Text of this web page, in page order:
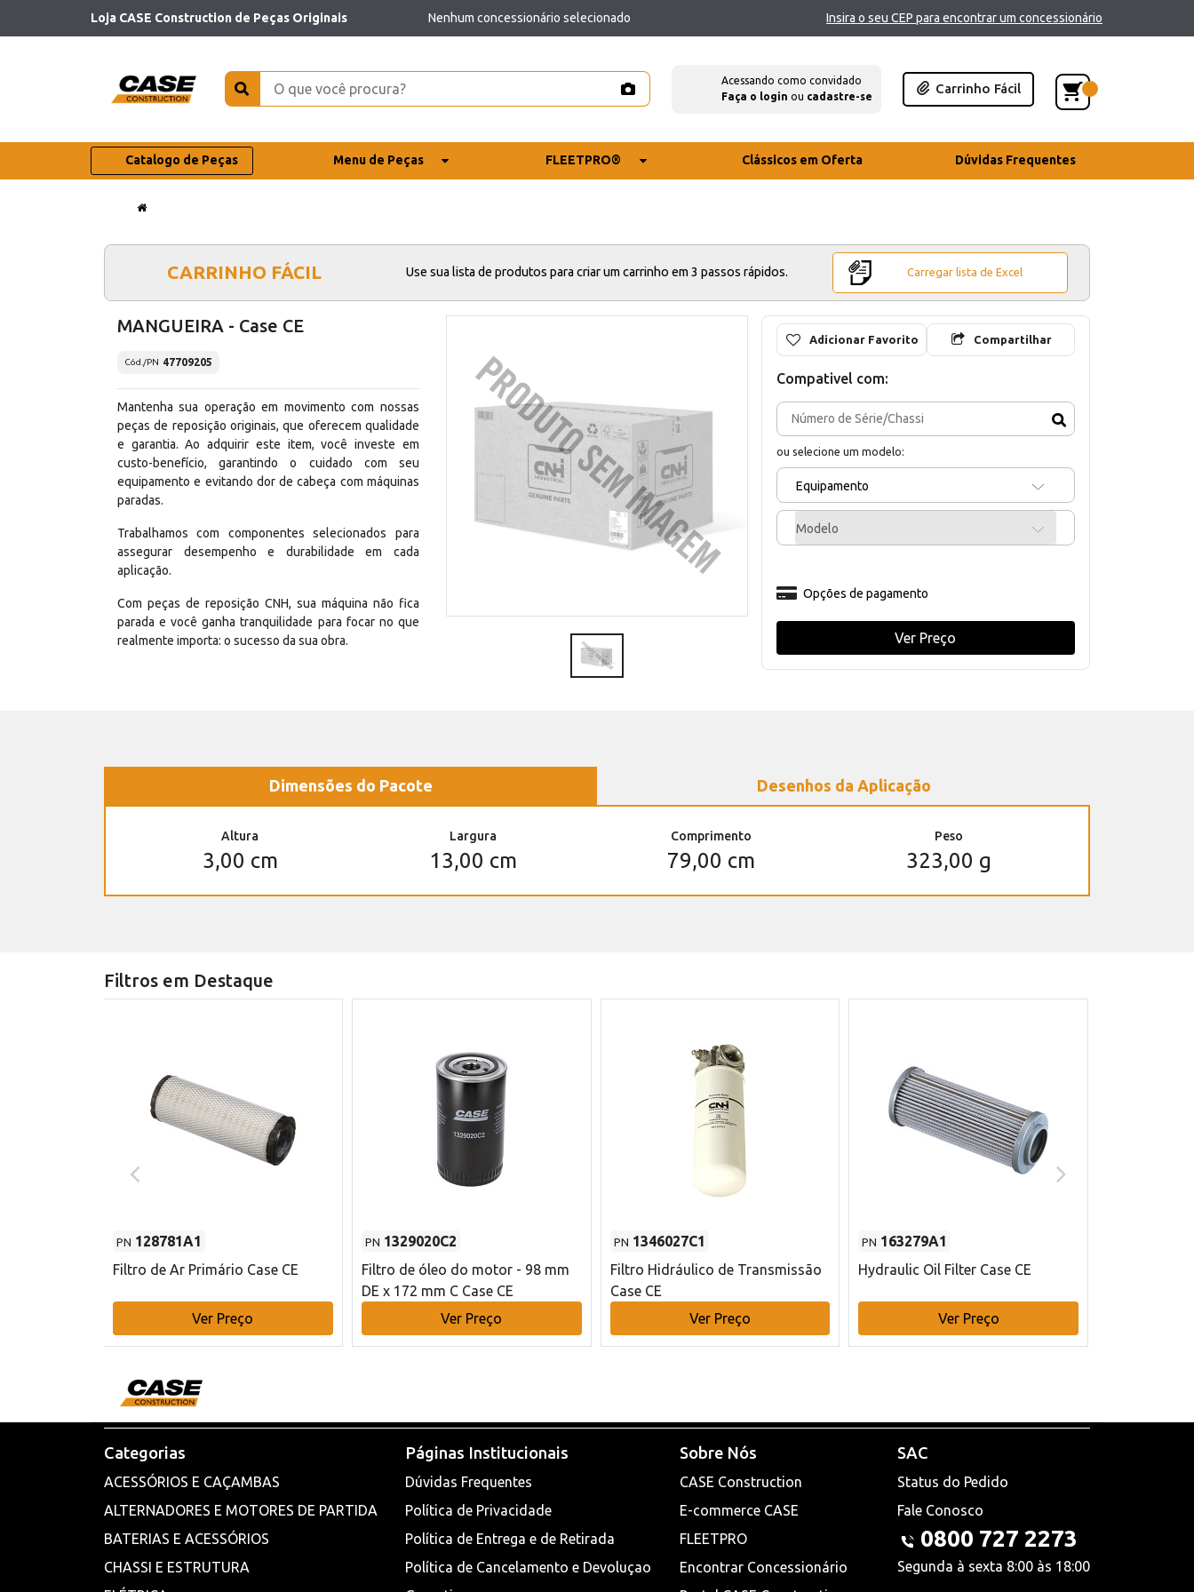
Loja CASE Construction de Peças Originais Nenhum concessionário selecionado Insira o seu CEP para encontrar um concessionário
Acessando como convidado
Faça o login ou cadastre-se
Carrinho Fácil
Catalogo de Peças Menu de Peças FLEETPRO® Clássicos em Oferta Dúvidas Frequentes
CARRINHO FÁCIL Use sua lista de produtos para criar um carrinho em 3 passos rápidos. Carregar lista de Excel
MANGUEIRA - Case CE
Cód./PN 47709205
Mantenha sua operação em movimento com nossas
peças de reposição originais, que oferecem qualidade
e garantia. Ao adquirir este item, você investe em
custo-benefício, garantindo o cuidado com seu
equipamento e evitando dor de cabeça com máquinas
paradas.
Trabalhamos com componentes selecionados para
assegurar desempenho e durabilidade em cada
aplicação.
Com peças de reposição CNH, sua máquina não fica
parada e você ganha tranquilidade para focar no que
realmente importa: o sucesso da sua obra.
Adicionar Favorito Compartilhar
Compativel com:
ou selecione um modelo:
Equipamento
Modelo
Opções de pagamento
Ver Preço
Dimensões do Pacote Desenhos da Aplicação
Altura
3,00 cm
Largura
13,00 cm
Comprimento
79,00 cm
Peso
323,00 g
Filtros em Destaque
PN 128781A1
Filtro de Ar Primário Case CE
Ver Preço
PN 1329020C2
Filtro de óleo do motor - 98 mm
DE x 172 mm C Case CE
Ver Preço
PN 1346027C1
Filtro Hidráulico de Transmissão
Case CE
Ver Preço
PN 163279A1
Hydraulic Oil Filter Case CE
Ver Preço
Categorias
ACESSÓRIOS E CAÇAMBAS
ALTERNADORES E MOTORES DE PARTIDA
BATERIAS E ACESSÓRIOS
CHASSI E ESTRUTURA
Páginas Institucionais
Dúvidas Frequentes
Política de Privacidade
Política de Entrega e de Retirada
Política de Cancelamento e Devoluçao
Sobre Nós
CASE Construction
E-commerce CASE
FLEETPRO
Encontrar Concessionário
SAC
Status do Pedido
Fale Conosco
0800 727 2273
Segunda à sexta 8:00 às 18:00